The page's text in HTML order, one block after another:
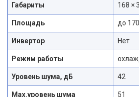
Габариты 168 ×
Площадь до
Инвертор Нет
Режим работы
Уровень шума, дБ 42
Max.уровень шума 51